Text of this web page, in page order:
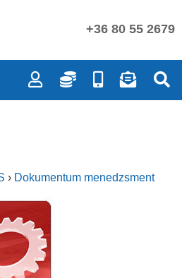
+36 80 55 2679
› Dokumentum menedzsment